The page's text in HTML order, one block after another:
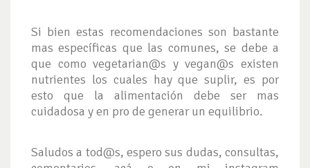
Si bien estas recomendaciones son bastante
mas específicas que las comunes, se debe a
que como vegetarian@s y vegan@s existen
nutrientes los cuales hay que suplir, es por
esto que la alimentación debe ser mas
cuidadosa y en pro de generar un equilibrio.
Saludos a tod@s, espero sus dudas, consultas,